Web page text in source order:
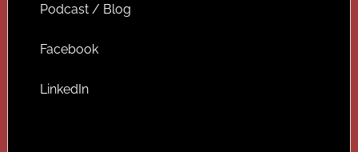
Podcast / Blog
Facebook
LinkedIn